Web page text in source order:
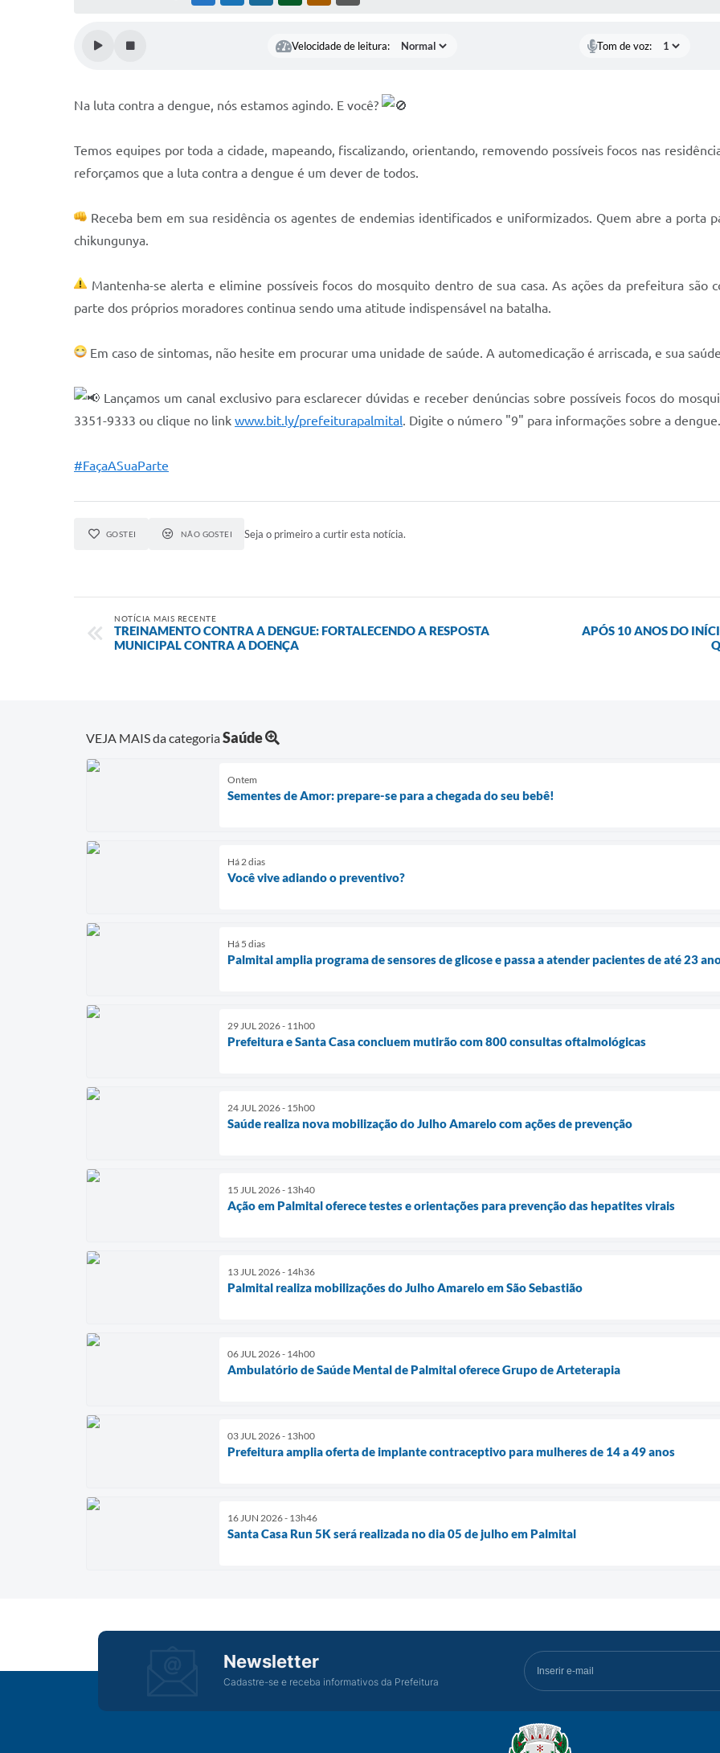
Velocidade de leitura: Tom de voz:
Na luta contra a dengue, nós estamos agindo. E você?
Temos equipes por toda a cidade, mapeando, fiscalizando, orientando, removendo possíveis focos nas
reforçamos que a luta contra a dengue é um dever de todos.
Receba bem em sua residência os agentes de endemias identificados e uniformizados. Quem abre a porta
chikungunya.
Mantenha-se alerta e elimine possíveis focos do mosquito dentro de sua casa. As ações da prefeitura são
parte dos próprios moradores continua sendo uma atitude indispensável na batalha.
Em caso de sintomas, não hesite em procurar uma unidade de saúde. A automedicação é arriscada, e sua
Lançamos um canal exclusivo para esclarecer dúvidas e receber denúncias sobre possíveis focos do
3351-9333 ou clique no link www.bit.ly/prefeiturapalmital. Digite o número "9" para informações sobre a dengue.
#FaçaASuaParte
GOSTEI NÃO GOSTEI Seja o primeiro a curtir esta notícia.
NOTÍCIA MAIS RECENTE
TREINAMENTO CONTRA A DENGUE: FORTALECENDO A RESPOSTA
MUNICIPAL CONTRA A DOENÇA
APÓS 10 ANOS DO
VEJA MAIS da categoriaSaúde
Ontem
Sementes de Amor: prepare-se para a chegada do seu bebê!
Há 2 dias
Você vive adiando o preventivo?
Há 5 dias
Palmital amplia programa de sensores de glicose e passa a atender pacientes de até 23
29 JUL 2026 - 11h00
Prefeitura e Santa Casa concluem mutirão com 800 consultas oftalmológicas
24 JUL 2026 - 15h00
Saúde realiza nova mobilização do Julho Amarelo com ações de prevenção
15 JUL 2026 - 13h40
Ação em Palmital oferece testes e orientações para prevenção das hepatites virais
13 JUL 2026 - 14h36
Palmital realiza mobilizações do Julho Amarelo em São Sebastião
06 JUL 2026 - 14h00
Ambulatório de Saúde Mental de Palmital oferece Grupo de Arteterapia
03 JUL 2026 - 13h00
Prefeitura amplia oferta de implante contraceptivo para mulheres de 14 a 49 anos
16 JUN 2026 - 13h46
Santa Casa Run 5K será realizada no dia 05 de julho em Palmital
Newsletter
Cadastre-se e receba informativos da Prefeitura